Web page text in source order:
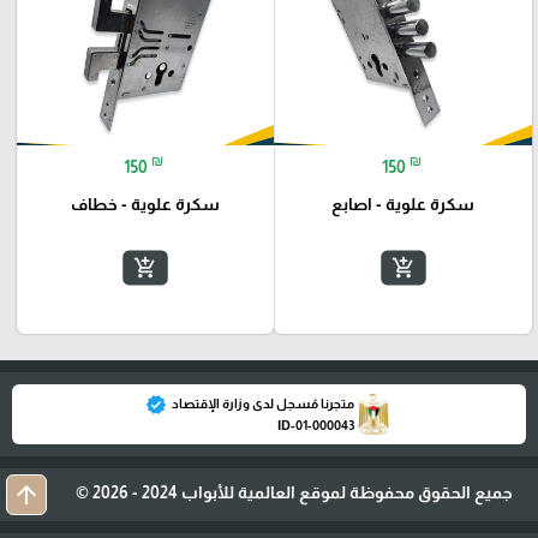
150 ₪
سكرة علوية - اصابع
add_shopping_cart
150 ₪
سكرة علوية - خطاف
add_shopping_cart
متجرنا مُسجل لدى وزارة الإقتصاد verified
ID-01-000043
جميع الحقوق محفوظة لموقع العالمية للأبواب 2024 - 2026 © arrow_upward